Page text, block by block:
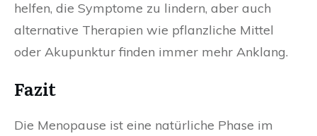
helfen, die Symptome zu lindern, aber auch
alternative Therapien wie pflanzliche Mittel
oder Akupunktur finden immer mehr Anklang.
Fazit
Die Menopause ist eine natürliche Phase im